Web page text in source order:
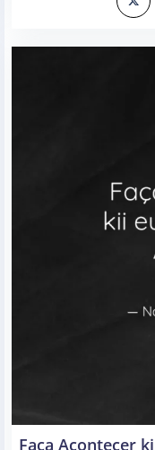
Faça Acontecer